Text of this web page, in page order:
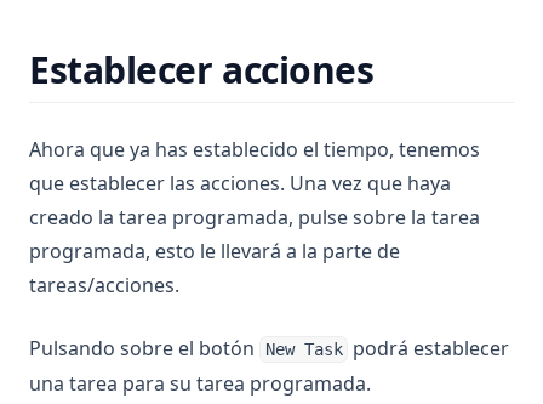
Establecer acciones
Ahora que ya has establecido el tiempo, tenemos
que establecer las acciones. Una vez que haya
creado la tarea programada, pulse sobre la tarea
programada, esto le llevará a la parte de
tareas/acciones.
Pulsando sobre el botón New Task podrá establecer
una tarea para su tarea programada.